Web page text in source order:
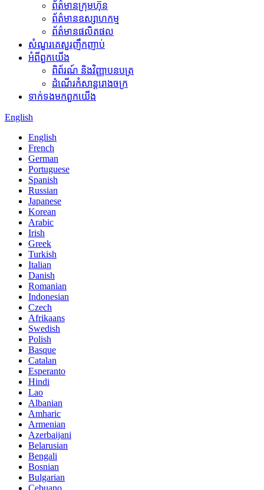
ព័ត៌មានក្រុមហ៊ុន
ព័ត៌មានឧស្សាហកម្ម
ព័ត៌មានផលិតផល
សំណួរគេសួរញឹកញាប់
អំពី​ពួក​យើង
ពិព័រណ៍ និងវិញ្ញាបនបត្រ
ដំណើរកំសាន្តរោងចក្រ
ទាក់ទង​មក​ពួក​យើង
English
English
French
German
Portuguese
Spanish
Russian
Japanese
Korean
Arabic
Irish
Greek
Turkish
Italian
Danish
Romanian
Indonesian
Czech
Afrikaans
Swedish
Polish
Basque
Catalan
Esperanto
Hindi
Lao
Albanian
Amharic
Armenian
Azerbaijani
Belarusian
Bengali
Bosnian
Bulgarian
Cebuano